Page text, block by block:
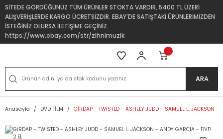
SİTEDE GÖRDÜĞÜNÜZ TÜM ÜRÜNLER STOKTA VARDIR, 5400 TL ÜZERİ
ALIŞVERİŞLERDE KARGO ÜCRETSİZDİR. EBAY'DE SATIŞTAKİ ÜRÜNLERİMİZDEN
İSTEĞİNİZ OLURSA İLETİŞİME GEÇİNİZ.
https://www.ebay.com/str/zihnimuzik
ARA
Anasayfa DVD FİLM GİRDAP - TWISTED - ASHLEY JUDD - SAMUEL L. JACKSON -